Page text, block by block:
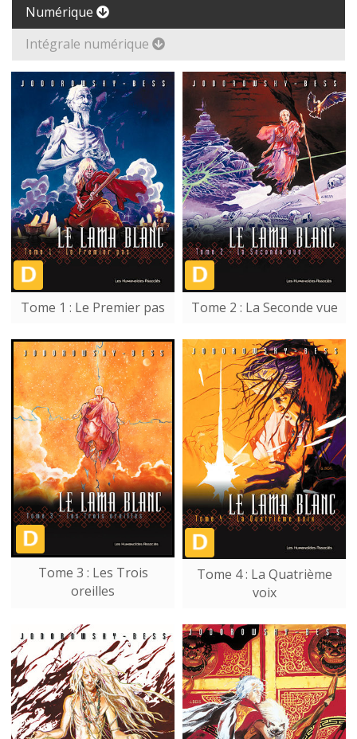
Numérique
Intégrale numérique
Tome 1 : Le Premier pas Tome 2 : La Seconde vue
Tome 3 : Les Trois
oreilles
Tome 4 : La Quatrième
voix